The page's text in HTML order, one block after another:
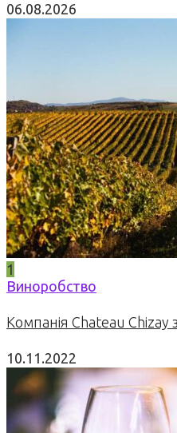
06.08.2026
1
Виноробство
Компанія Chateau
10.11.2022